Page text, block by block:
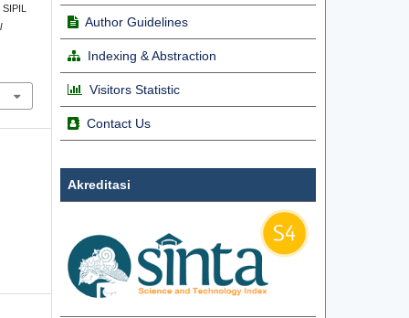
Author Guidelines
Indexing & Abstraction
Visitors Statistic
Contact Us
Akreditasi